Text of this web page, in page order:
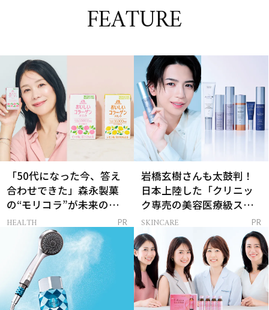
FEATURE
「50代になった今、答え
合わせできた」森永製菓
の“モリコラ”が未来のキ
レイを連れてくる！
HEALTH PR
岩橋玄樹さんも太鼓判！
日本上陸した「クリニッ
ク専売の美容医療級スキ
ンケア」
SKINCARE PR